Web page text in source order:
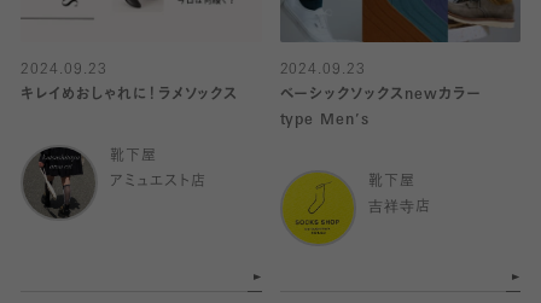
2024.09.23
キレイめおしゃれに！ラメソックス
靴下屋
アミュエスト店
2024.09.23
ベーシックソックスnewカラー
type Men’s
靴下屋
吉祥寺店